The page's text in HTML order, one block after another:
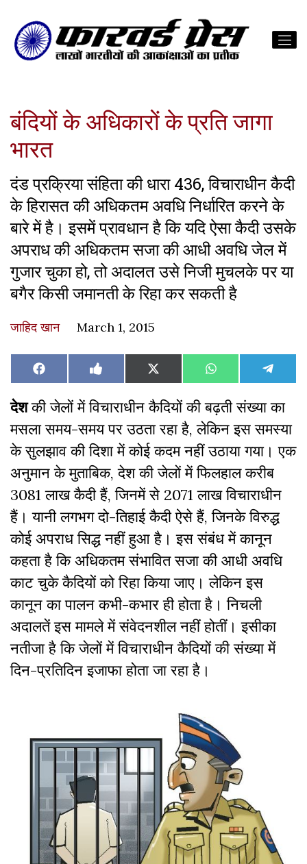
बंदियों के अधिकारों के प्रति जागा
भारत
दंड प्रक्रिया संहिता की धारा 436, विचाराधीन कैदी
के हिरासत की अधिकतम अवधि निर्धारित करने के
बारे में है। इसमें प्रावधान है कि यदि ऐसा कैदी उसके
अपराध की अधिकतम सजा की आधी अवधि जेल में
गुजार चुका हो, तो अदालत उसे निजी मुचलके पर या
बगैर किसी जमानती के रिहा कर सकती है
जाहिद खान March 1, 2015
Share
on
Facebook Share
on
Like
on
Share
on
X
(Twitter)
Share
on
WhatsAppShare
on
देशकी जेलों में विचाराधीन कैदियों की बढ़ती संख्या का
मसला समय-समय पर उठता रहा है, लेकिन इस समस्या
के सुलझाव की दिशा में कोई कदम नहीं उठाया गया। एक
अनुमान के मुताबिक, देश की जेलों में फिलहाल करीब
3081 लाख कैदी हैं, जिनमें से 2071 लाख विचाराधीन
हैं। यानी लगभग दो-तिहाई कैदी ऐसे हैं, जिनके विरुद्ध
कोई अपराध सिद्ध नहीं हुआ है। इस संबंध में कानून
कहता है कि अधिकतम संभावित सजा की आधी अवधि
काट चुके कैदियों को रिहा किया जाए। लेकिन इस
कानून का पालन कभी-कभार ही होता है। निचली
अदालतें इस मामले में संवेदनशील नहीं होतीं। इसीका
नतीजा है कि जेलों में विचाराधीन कैदियों की संख्या में
दिन-प्रतिदिन इजाफा होता जा रहा है।